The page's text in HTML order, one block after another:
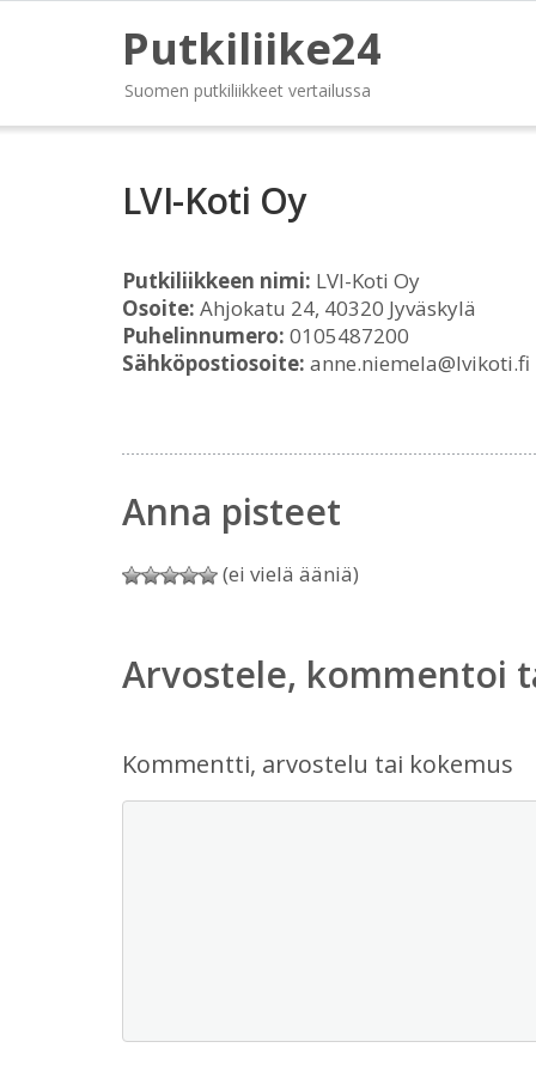
Putkiliike24
Suomen putkiliikkeet vertailussa
LVI-Koti Oy
Putkiliikkeen nimi: LVI-Koti Oy
Osoite: Ahjokatu 24, 40320 Jyväskylä
Puhelinnumero: 0105487200
Sähköpostiosoite: anne.niemela@lvikoti.fi
Anna pisteet
(ei vielä ääniä)
Arvostele, kommentoi
Kommentti, arvostelu tai kokemus